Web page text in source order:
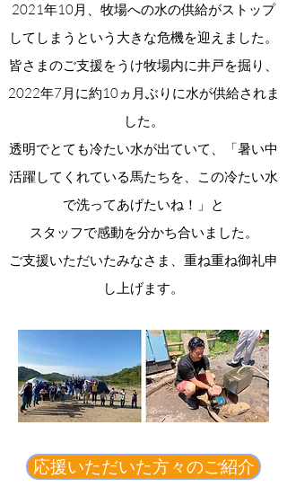
2021年10月、牧場への水の供給がストップ
してしまうという大きな危機を迎えました。
皆さまのご支援をうけ牧場内に井戸を掘り、
2022年7月に約10ヵ月ぶりに水が供給されま
した。
透明でとても冷たい水が出ていて、「暑い中
活躍してくれている馬たちを、この冷たい水
で洗ってあげたいね！」と
スタッフで感動を分かち合いました。
​ご支援いただいたみなさま、重ね重ね御礼申
し上げます。
応援いただいた方々のご紹介